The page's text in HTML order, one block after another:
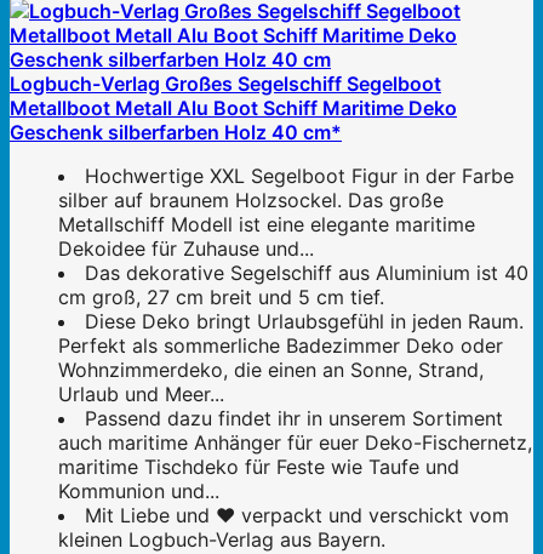
Logbuch-Verlag Großes Segelschiff Segelboot
Metallboot Metall Alu Boot Schiff Maritime Deko
Geschenk silberfarben Holz 40 cm*
Hochwertige XXL Segelboot Figur in der Farbe
silber auf braunem Holzsockel. Das große
Metallschiff Modell ist eine elegante maritime
Dekoidee für Zuhause und...
Das dekorative Segelschiff aus Aluminium ist 40
cm groß, 27 cm breit und 5 cm tief.
Diese Deko bringt Urlaubsgefühl in jeden Raum.
Perfekt als sommerliche Badezimmer Deko oder
Wohnzimmerdeko, die einen an Sonne, Strand,
Urlaub und Meer...
Passend dazu findet ihr in unserem Sortiment
auch maritime Anhänger für euer Deko-Fischernetz,
maritime Tischdeko für Feste wie Taufe und
Kommunion und...
Mit Liebe und ❤️ verpackt und verschickt vom
kleinen Logbuch-Verlag aus Bayern.